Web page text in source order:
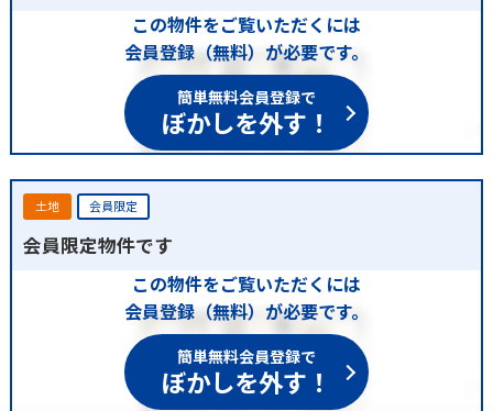
この物件をご覧いただくには
会員登録（無料）が必要です。
簡単無料会員登録で
ぼかしを外す！
土地 会員限定
会員限定物件です
この物件をご覧いただくには
会員登録（無料）が必要です。
簡単無料会員登録で
ぼかしを外す！